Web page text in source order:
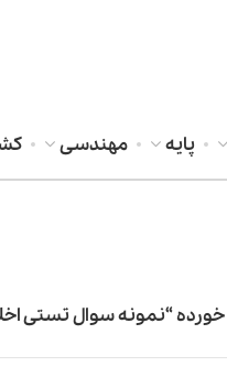
پایه مهندسی
“نمونه سوال تستی